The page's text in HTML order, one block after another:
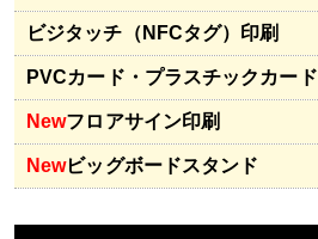
ビジタッチ（NFCタグ）印刷
PVCカード・プラスチックカード
Newフロアサイン印刷
Newビッグボードスタンド